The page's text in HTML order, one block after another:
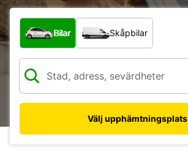
Vilken typ av fordon?
Bilar Skåpbilar
Välj upphämtningsplats